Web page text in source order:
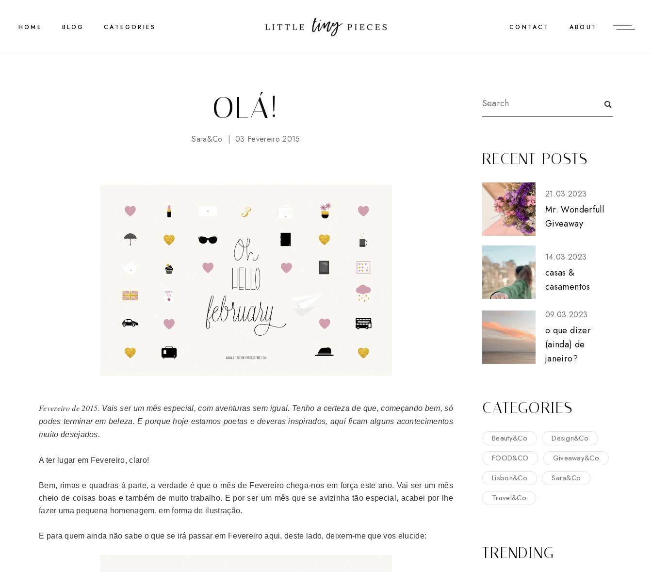
HOME BLOG CATEGORIES CONTACT ABOUT
OLÁ!
Sara&Co 03 Fevereiro 2015
Fevereiro de 2015. Vais ser um mês especial, com aventuras sem igual. Tenho a certeza de que, começando bem, só
podes terminar em beleza. E porque hoje estamos poetas e deveras inspirados, aqui ficam alguns acontecimentos
muito desejados.
A ter lugar em Fevereiro, claro!
Bem, rimas e quadras à parte, a verdade é que o mês de Fevereiro chega-nos em força este ano. Vai ser um mês
cheio de coisas boas e também de muito trabalho. E por ser um mês que se avizinha tão especial, acabei por lhe
fazer uma pequena homenagem, em forma de ilustração.
E para quem ainda não sabe o que se irá passar em Fevereiro aqui, deste lado, deixem-me que vos elucide:
RECENT POSTS
21.03.2023
Mr. Wonderfull
Giveaway
14.03.2023
casas &
casamentos
09.03.2023
o que dizer
(ainda) de
janeiro?
CATEGORIES
Beauty&Co
Design&Co
FOOD&CO
Giveaway&Co
Lisbon&Co
Sara&Co
Travel&Co
TRENDING